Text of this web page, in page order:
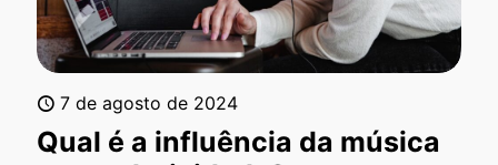
7 de agosto de 2024
Qual é a influência da música